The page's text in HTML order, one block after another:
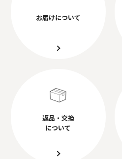
お届けについて
返品・交換
について